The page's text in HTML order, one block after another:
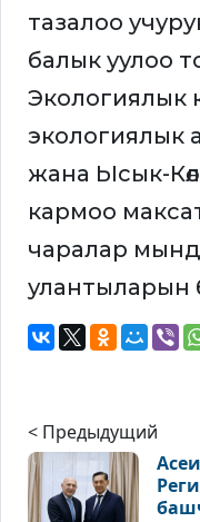
тазалоо
балык уулоо
Экологиялык
экологиялык
жана Ысык-
кармоо
чаралар
улантыларын
< Предыдущий